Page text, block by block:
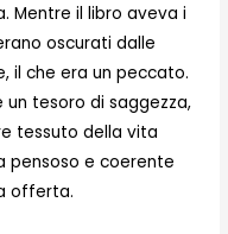
Mentre il libro aveva i
oscurati dalle
il che era un peccato.
tesoro di saggezza,
tessuto della vita
pensoso e coerente
offerta.